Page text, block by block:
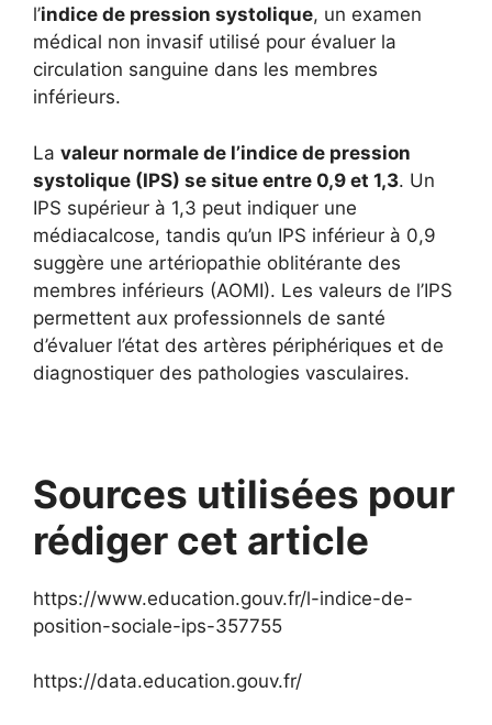
l’indice de pression systolique, un examen
médical non invasif utilisé pour évaluer la
circulation sanguine dans les membres
inférieurs.
La valeur normale de l’indice de pression
systolique (IPS) se situe entre 0,9 et 1,3. Un
IPS supérieur à 1,3 peut indiquer une
médiacalcose, tandis qu’un IPS inférieur à 0,9
suggère une artériopathie oblitérante des
membres inférieurs (AOMI). Les valeurs de l’IPS
permettent aux professionnels de santé
d’évaluer l’état des artères périphériques et de
diagnostiquer des pathologies vasculaires.
Sources utilisées pour
rédiger cet article
https://www.education.gouv.fr/l-indice-de-
position-sociale-ips-357755
https://data.education.gouv.fr/